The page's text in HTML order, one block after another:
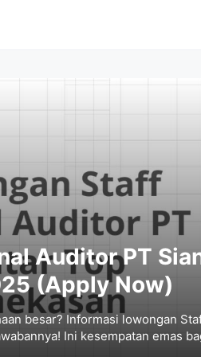
Auditor PT
(Apply Now)
besar? Informasi lowongan
Ini kesempatan emas